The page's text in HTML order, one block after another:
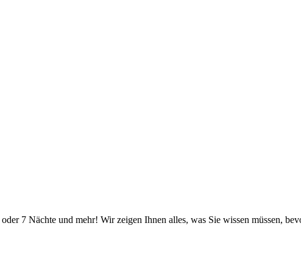
7 Nächte und mehr! Wir zeigen Ihnen alles, was Sie wissen müssen,